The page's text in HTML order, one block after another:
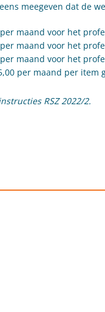
meegeven dat de
maand voor het
maand voor het
maand voor het
per maand per item
RSZ 2022/2.